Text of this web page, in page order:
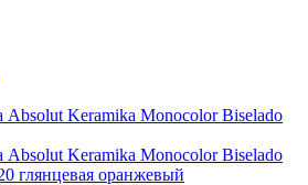
Absolut Keramika Monocolor Biselado
Absolut Keramika Monocolor Biselado
глянцевая оранжевый